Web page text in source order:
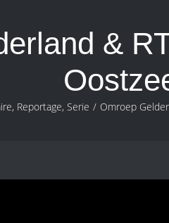
&
, Reportage, Serie / Omroep